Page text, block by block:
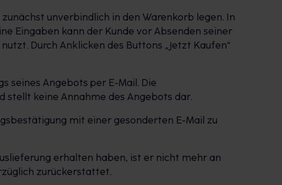
unverbindlich in den Warenkorb legen. In
Eingaben kann der Kunde vor Absenden seiner
Durch Anklicken des Buttons „Jetzt Kaufen“
seines Angebots per E-Mail. Die
stellt keine Annahme des Angebots dar.
mit einer gesonderten E-Mail zu
erhalten haben, ist er nicht mehr an
zurückerstattet.